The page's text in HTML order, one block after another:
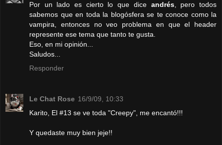
Por un lado es cierto lo que dice andrés, pero todos
sabemos que en toda la blogósfera se te conoce como la
vampira, entonces no veo problema en que el header
represente ese tema que tanto te gusta.
Eso, en mi opinión...
Saludos...
Responder
Le Chat Rose 16/9/09, 10:33
Karito, El #13 se ve toda "Creepy", me encantó!!!
Y quedaste muy bien jeje!!